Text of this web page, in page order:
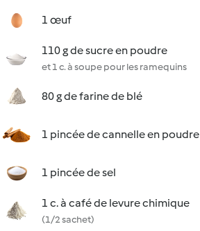
1 œuf
110 g de sucre en poudre
et 1 c. à soupe pour les ramequins
80 g de farine de blé
1 pincée de cannelle en poudre
1 pincée de sel
1 c. à café de levure chimique
(1/2 sachet)